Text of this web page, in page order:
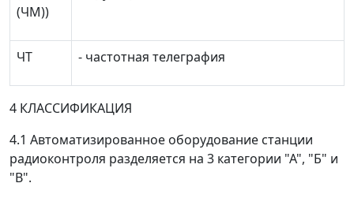
(ЧМ))
ЧТ - частотная телеграфия
4 КЛАССИФИКАЦИЯ
4.1 Автоматизированное оборудование станции
радиоконтроля разделяется на 3 категории "А", "Б" и
"В".